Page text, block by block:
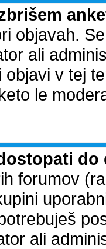
objavah.
ali
v tej
le
forumov
ali